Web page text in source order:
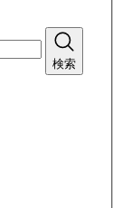
検索